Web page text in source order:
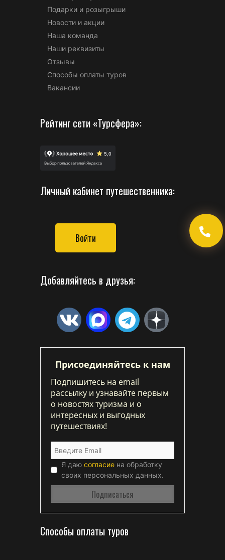
Подарки и розыгрыши
Новости и акции
Наша команда
Наши реквизиты
Отзывы
Способы оплаты туров
Вакансии
Рейтинг сети «Турсфера»:
Личный кабинет путешественника:
Войти
Добавляйтесь в друзья:
Присоединяйтесь к нам
Подпишитесь на email
рассылку и узнавайте первым
о новостях туризма и о
интересных и выгодных
путешествиях!
Я даю согласие на обработку
своих персональных данных.
Способы оплаты туров